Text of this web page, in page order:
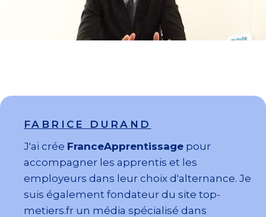
FABRICE DURAND
J'ai crée FranceApprentissage pour
accompagner les apprentis et les
employeurs dans leur choix d'alternance. Je
suis également fondateur du site top-
metiers.fr un média spécialisé dans